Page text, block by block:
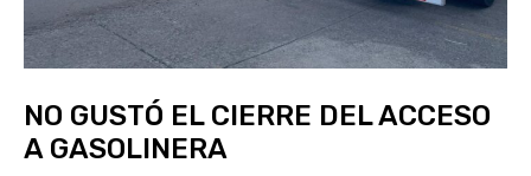
NO GUSTÓ EL CIERRE DEL ACCESO
A GASOLINERA